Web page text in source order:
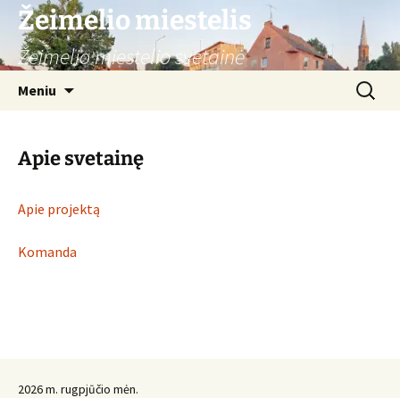
Žeimelio miestelis
Žeimelio miestelio svetainė
Meniu Ieškoti:
Apie svetainę
Apie projektą
Komanda
2026 m. rugpjūčio mėn.